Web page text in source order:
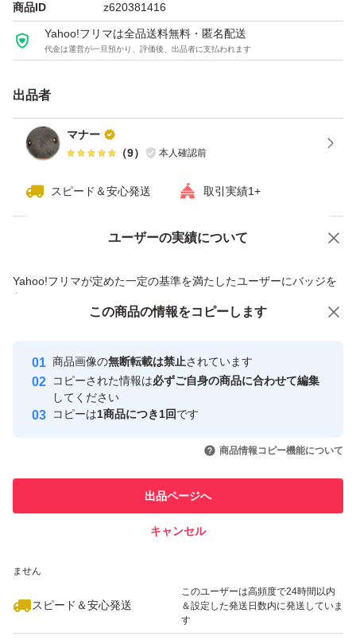
商品ID z620381416
Yahoo!フリマは全品送料無料・匿名配送
代金は運営が一旦預かり、評価後、出品者に支払われます
出品者
マナー
（9） 本人確認前
スピード＆安心発送 取引実績1+
ユーザーの実績について
Yahoo!フリマが定めた一定の基準を満たしたユーザーにバッジを
付与しています
安心取引出品者
心・安全なユーザーです
取引実績
引を完了させた実績があります
での取引実績があります
ません
スピード＆安心発送
このユーザーは高頻度で24時間以内
＆設定した発送日数内に発送していま
す
価格の相談 商品への質問
この商品の情報をコピーします
商品画像の無断転載は禁止されています
コピーされた情報は必ずご自身の商品に合わせて編集
してください
コピーは1商品につき1回です
商品情報コピー機能について
出品ページへ
キャンセル
この商品をみている人にオススメ